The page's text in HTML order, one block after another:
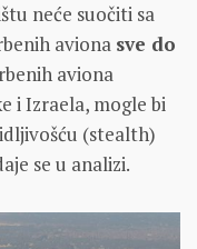
neće suočiti sa
aviona sve do
aviona
i Izraela, mogle bi
(stealth)
se u analizi.